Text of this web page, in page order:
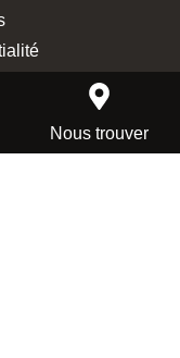
Nous trouver